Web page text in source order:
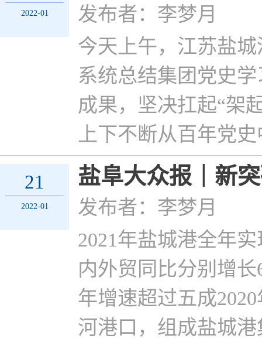
2022-01
发布者：李梦月
今天上午，江苏盐
系统总结集团党史
成果，坚决扛起“架
上下不断从百年党
21
2022-01
盐阜大众报｜新
发布者：李梦月
2021年盐城港全年
内外贸同比分别增
年增速超过五成
河港口，组成盐城